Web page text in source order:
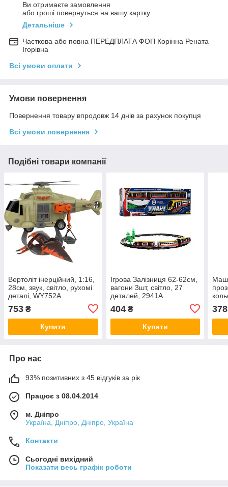
Ви отримаєте замовлення
або гроші повернуться на вашу картку
Детальніше
Часткова або повна ПЕРЕДПЛАТА ФОП Корінна Рената
Ігорівна
Всі умови оплати
Умови повернення
Повернення товару впродовж 14 днів за рахунок покупця
Всі умови повернення
Подібні товари компанії
Вертоліт інерційний, 1:16,
28см, звук, світло, рухомі
деталі, WY752A
753 ₴
Купити
Ігрова Залізниця 62-62см,
вагони 3шт, світло, 27
деталей, 2941A
404₴
Купити
378
Про нас
93% позитивних з 45 відгуків за рік
Працює з 08.04.2014
м. Дніпро
Україна, Дніпро, Дніпро, Україна
Контакти
Сьогодні вихідний
Показати весь графік роботи